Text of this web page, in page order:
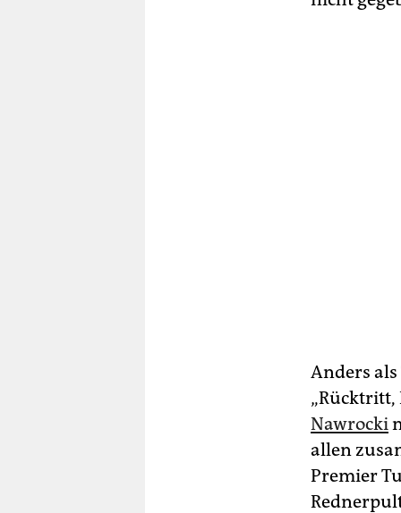
Anders
„Rücktritt,
Nawrocki
allen
Premier